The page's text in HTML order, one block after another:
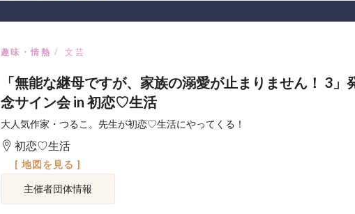
趣味・情熱 文芸
「無能な継母ですが、家族の溺愛が止まりません！ 3」
念サイン会 in 初恋♡生活
大人気作家・つるこ。先生が初恋♡生活にやってくる！
初恋♡生活
[ 地図を見る ]
主催者団体情報